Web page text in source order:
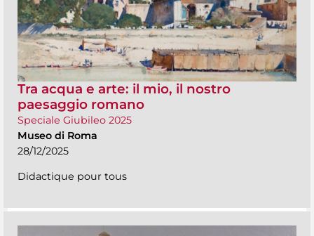
Tra acqua e arte: il mio, il nostro
paesaggio romano
Speciale Giubileo 2025
Museo di Roma
28/12/2025
Didactique pour tous